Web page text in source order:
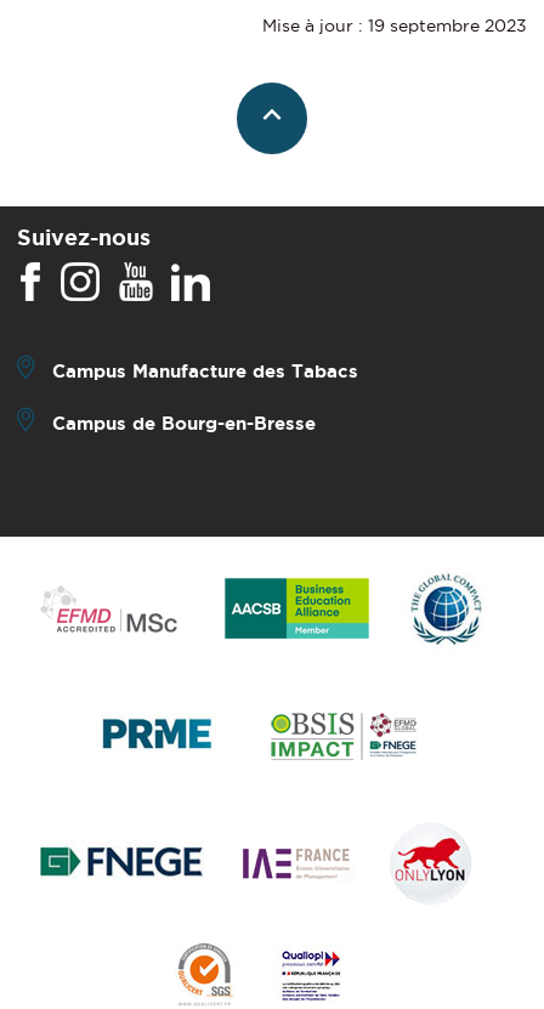
Mise à jour : 19 septembre 2023
Suivez-nous
Campus Manufacture des Tabacs
Campus de Bourg-en-Bresse